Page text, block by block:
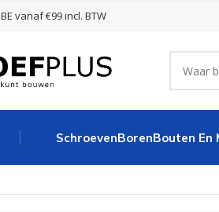
vanaf €99 incl. BTW
SchroevenBorenBouten En